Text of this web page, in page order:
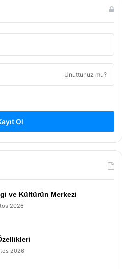
Unuttunuz mu?
Ol
ve Kültürün Merkezi
2026
2026